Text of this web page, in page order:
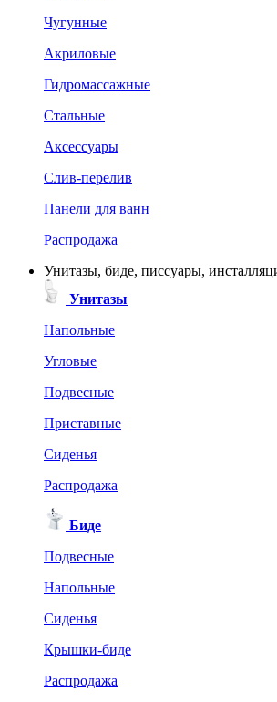
Чугунные
Акриловые
Гидромассажные
Стальные
Аксессуары
Слив-перелив
Панели для ванн
Распродажа
Унитазы, биде, писсуары,
Унитазы
Напольные
Угловые
Подвесные
Приставные
Сиденья
Распродажа
Биде
Подвесные
Напольные
Сиденья
Крышки-биде
Распродажа